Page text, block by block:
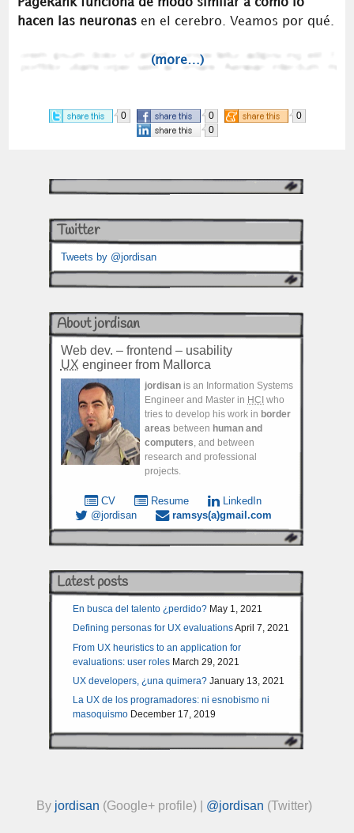
PageRank funciona de modo similar a como lo
hacen las neuronasen el cerebro. Veamos por qué.
(more…)
0 0
0
0
Twitter
Tweets by @jordisan
About jordisan
Web dev. – frontend – usability
UX engineer from Mallorca
jordisan is an Information Systems
Engineer and Master in HCI who
tries to develop his work in border
areas between human and
computers , and between
research and professional
projects.
CV Resume
LinkedIn
@jordisan
ramsys(a)gmail.com
Latest posts
En busca del talento ¿perdido? May 1, 2021
Defining personas for UX evaluationsApril 7, 2021
From UX heuristics to an application for
evaluations: user roles March 29, 2021
UX developers, ¿una quimera? January 13, 2021
La UX de los programadores: ni esnobismo ni
masoquismo December 17, 2019
By jordisan (Google+ profile) | @jordisan (Twitter)